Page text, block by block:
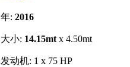
年: 2016
大小: 14.15mt x 4.50mt
发动机: 1 x 75 HP